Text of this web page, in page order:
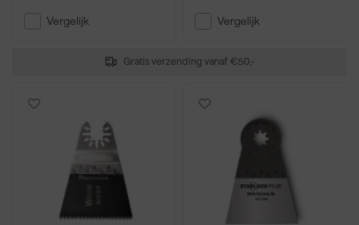
Gratis verzending vanaf €50,-
Vergelijk Vergelijk